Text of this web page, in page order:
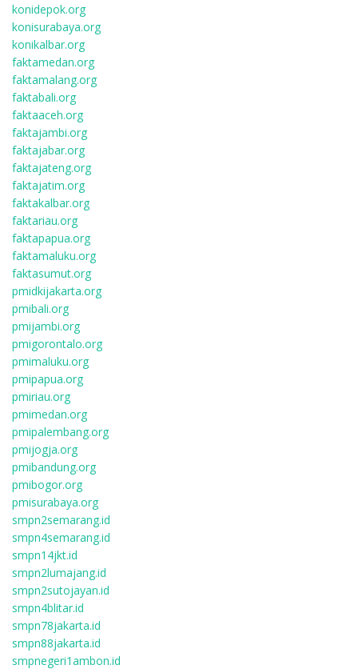
konidepok.org
konisurabaya.org
konikalbar.org
faktamedan.org
faktamalang.org
faktabali.org
faktaaceh.org
faktajambi.org
faktajabar.org
faktajateng.org
faktajatim.org
faktakalbar.org
faktariau.org
faktapapua.org
faktamaluku.org
faktasumut.org
pmidkijakarta.org
pmibali.org
pmijambi.org
pmigorontalo.org
pmimaluku.org
pmipapua.org
pmiriau.org
pmimedan.org
pmipalembang.org
pmijogja.org
pmibandung.org
pmibogor.org
pmisurabaya.org
smpn2semarang.id
smpn4semarang.id
smpn14jkt.id
smpn2lumajang.id
smpn2sutojayan.id
smpn4blitar.id
smpn78jakarta.id
smpn88jakarta.id
smpnegeri1ambon.id